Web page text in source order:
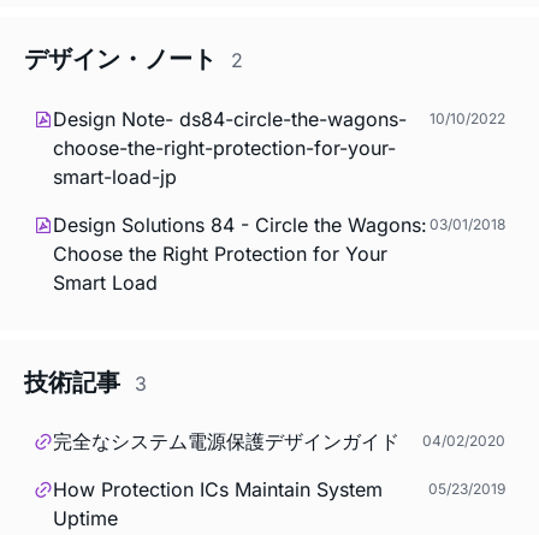
デザイン・ノート 2
Design Note- ds84-circle-the-wagons-
choose-the-right-protection-for-your-
smart-load-jp
10/10/2022
Design Solutions 84 - Circle the Wagons:
Choose the Right Protection for Your
Smart Load
03/01/2018
技術記事 3
完全なシステム電源保護デザインガイド 04/02/2020
How Protection ICs Maintain System
Uptime
05/23/2019